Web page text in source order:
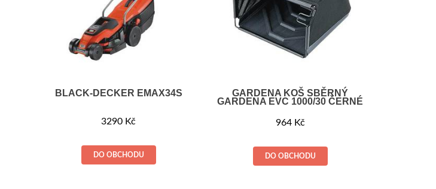
BLACK-DECKER EMAX34S
3290 Kč
DO OBCHODU
GARDENA KOŠ SBĚRNÝ
GARDENA EVC 1000/30 ČERNÉ
964 Kč
DO OBCHODU